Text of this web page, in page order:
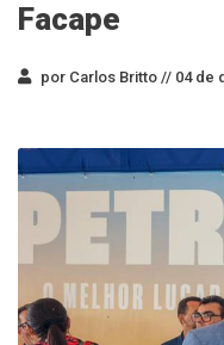
Facape
por Carlos Britto // 04 de